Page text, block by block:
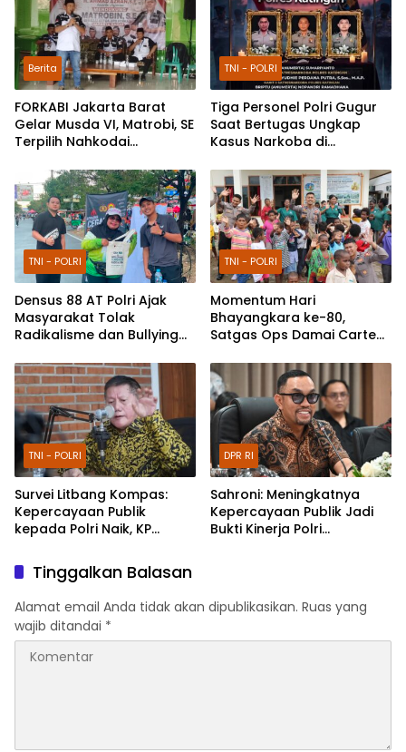
Berita
FORKABI Jakarta Barat
Gelar Musda VI, Matrobi, SE
Terpilih Nahkodai
TNI - POLRI
Tiga Personel Polri Gugur
Saat Bertugas Ungkap
Kasus Narkoba di
Kenaikan Pangkat Luar
Biasa Anumerta
TNI - POLRI
Densus 88 AT Polri Ajak
Masyarakat Tolak
Radikalisme dan Bullying
di Car Free Day Makassar
TNI - POLRI
Momentum Hari
Bhayangkara ke-80,
Satgas Ops Damai Cartenz
Masyarakat Lewat Bakti
Sosial
TNI - POLRI
Survei Litbang Kompas:
Kepercayaan Publik
kepada Polri Naik, KP
Reformasi Berjalan
DPR RI
Sahroni: Meningkatnya
Kepercayaan Publik Jadi
Bukti Kinerja Polri
Tinggalkan Balasan
Alamat email Anda tidak akan dipublikasikan. Ruas yang
wajib ditandai *